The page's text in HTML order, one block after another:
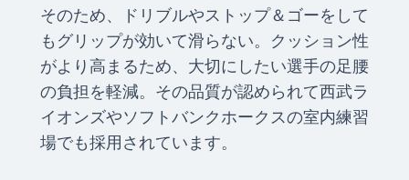
そのため、ドリブルやストップ＆ゴーをして
もグリップが効いて滑らない。クッション性
がより高まるため、大切にしたい選手の足腰
の負担を軽減。その品質が認められて西武ラ
イオンズやソフトバンクホークスの室内練習
場でも採用されています。